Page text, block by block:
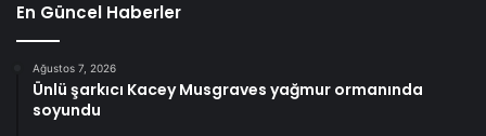
En Güncel Haberler
Ağustos 7, 2026
Ünlü şarkıcı Kacey Musgraves yağmur ormanında
soyundu